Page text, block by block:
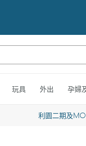
玩具 外出 孕婦
利園二期及